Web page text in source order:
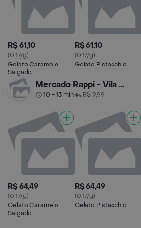
R$ 61,10
(0.17/g)
Gelato Caramelo
Salgado
R$ 61,10
(0.17/g)
Gelato Pistacchio
Mercado Rappi - Vila Olimpia
10 - 13 min• R$ 9,99
R$ 64,49
(0.17/g)
Gelato Caramelo
Salgado
R$ 64,49
(0.17/g)
Gelato Pistacchio